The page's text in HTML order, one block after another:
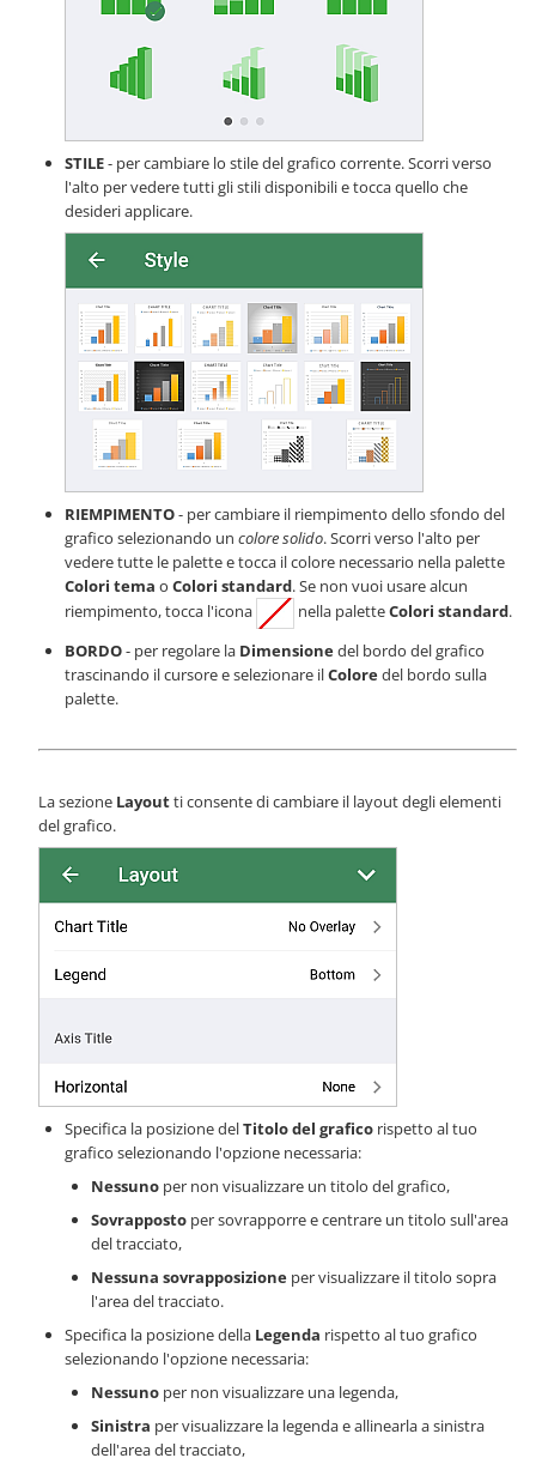
STILE- per cambiare lo stile del grafico corrente. Scorri verso
l'alto per vedere tutti gli stili disponibili e tocca quello che
desideri applicare.
RIEMPIMENTO- per cambiare il riempimento dello sfondo del
grafico selezionando un colore solido. Scorri verso l'alto per
vedere tutte le palette e tocca il colore necessario nella palette
Colori tema o Colori standard. Se non vuoi usare alcun
riempimento, tocca l'icona
nella paletteColori standard.
BORDO- per regolare la Dimensionedel bordo del grafico
trascinando il cursore e selezionare ilColoredel bordo sulla
palette.
La sezione Layoutti consente di cambiare il layout degli elementi
del grafico.
Specifica la posizione delTitolo del grafico rispetto al tuo
grafico selezionando l'opzione necessaria:
Nessuno per non visualizzare un titolo del grafico,
Sovrapposto per sovrapporre e centrare un titolo sull'area
del tracciato,
Nessuna sovrapposizione per visualizzare il titolo sopra
l'area del tracciato.
Specifica la posizione della Legenda rispetto al tuo grafico
selezionando l'opzione necessaria:
Nessuno per non visualizzare una legenda,
Sinistra per visualizzare la legenda e allinearla a sinistra
dell'area del tracciato,